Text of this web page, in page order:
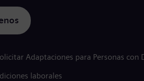
Adaptaciones para Personas con
laborales